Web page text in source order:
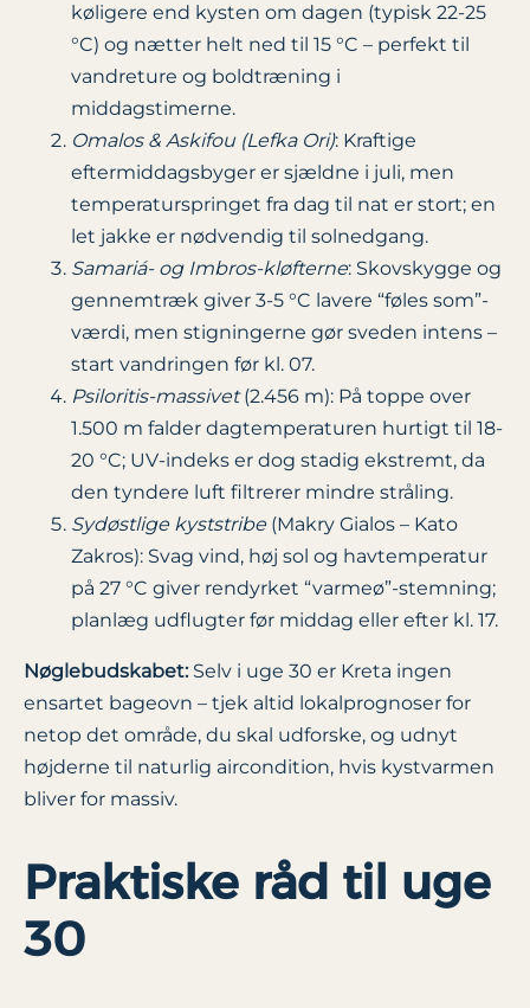
køligere end kysten om dagen (typisk 22-25
°C) og nætter helt ned til 15 °C – perfekt til
vandreture og boldtræning i
middagstimerne.
Omalos & Askifou (Lefka Ori): Kraftige
eftermiddagsbyger er sjældne i juli, men
temperaturspringet fra dag til nat er stort; en
let jakke er nødvendig til solnedgang.
Samariá- og Imbros-kløfterne: Skovskygge og
gennemtræk giver 3-5 °C lavere “føles som”-
værdi, men stigningerne gør sveden intens –
start vandringen før kl. 07.
Psiloritis-massivet(2.456 m): På toppe over
1.500 m falder dagtemperaturen hurtigt til 18-
20 °C; UV-indeks er dog stadig ekstremt, da
den tyndere luft filtrerer mindre stråling.
Sydøstlige kyststribe(Makry Gialos – Kato
Zakros): Svag vind, høj sol og havtemperatur
på 27 °C giver rendyrket “varmeø”-stemning;
planlæg udflugter før middag eller efter kl. 17.
Nøglebudskabet:Selv i uge 30 er Kreta ingen
ensartet bageovn – tjek altid lokalprognoser for
netop det område, du skal udforske, og udnyt
højderne til naturlig aircondition, hvis kystvarmen
bliver for massiv.
Praktiske råd til uge
30